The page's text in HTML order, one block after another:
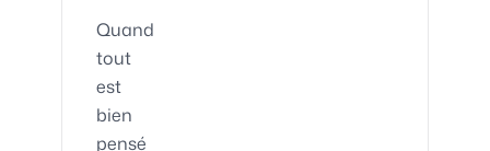
Quand
tout
est
bien
pensé